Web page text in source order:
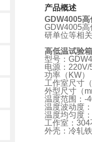
产品概述
GDW4005
GDW4005
研单位等相
高低温试验
型号：
电源：220V/
功率（KW）
工作室尺寸
外型尺寸（
温度范围：
温度波动度
温度均匀度
工作室：304
外壳：冷轧